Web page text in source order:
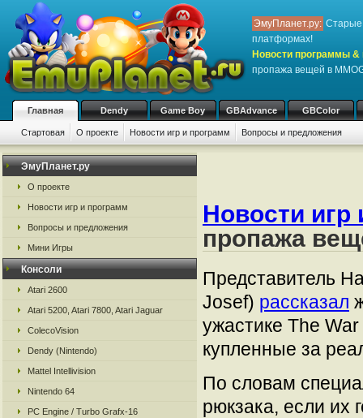
ЭмуПланет.ру: Старые
платформах!
Новости программы &
пропажа вещей в
Главная Dendy Game Boy GBAdvance GBColor
Стартовая О проекте Новости игр и программ Вопросы и предложения
ЭмуПланет.ру
О проекте
Новости игр и программ
Вопросы и предложения
Мини Игры
Консоли
Atari 2600
Atari 5200, Atari 7800, Atari Jaguar
ColecoVision
Dendy (Nintendo)
Mattel Intellivision
Nintendo 64
PC Engine / Turbo Grafx-16
Новости игр
пропажа
Представитель
Josef) рассказал
ужастике The
купленные за
По словам
рюкзака, если их